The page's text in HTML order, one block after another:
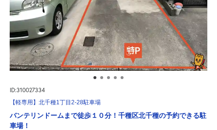
ID:310027334
【軽専用】北千種1丁目2-28駐車場
バンテリンドームまで徒歩１０分！千種区北千種の予約できる駐
車場！